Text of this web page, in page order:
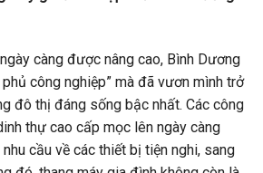
càng được nâng cao, Bình Dương
công nghiệp” mà đã vươn mình trở
đô thị đáng sống bậc nhất. Các công
thự cao cấp mọc lên ngày càng
cầu về các thiết bị tiện nghi, sang